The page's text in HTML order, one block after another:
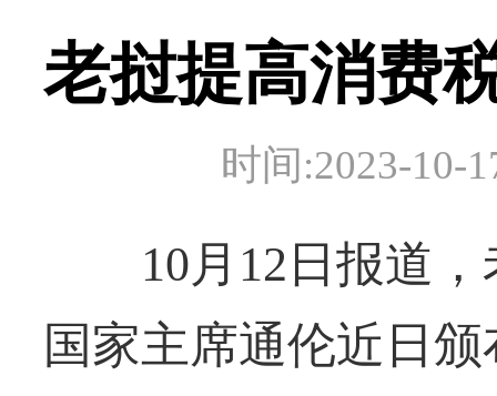
老挝提高消费
时间:2023-10-
10月12日报道，
国家主席通伦近日